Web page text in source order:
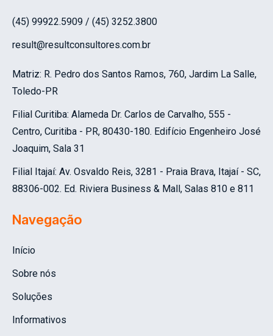
(45) 99922.5909 / (45) 3252.3800
result@resultconsultores.com.br
Matriz: R. Pedro dos Santos Ramos, 760, Jardim La Salle,
Toledo-PR
Filial Curitiba: Alameda Dr. Carlos de Carvalho, 555 -
Centro, Curitiba - PR, 80430-180. Edifício Engenheiro José
Joaquim, Sala 31
Filial Itajaí: Av. Osvaldo Reis, 3281 - Praia Brava, Itajaí - SC,
88306-002. Ed. Riviera Business & Mall, Salas 810 e 811
Navegação
Início
Sobre nós
Soluções
Informativos